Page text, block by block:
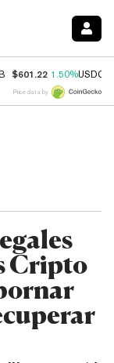
$601.22 1.50%USDC
Price data by
Cripto